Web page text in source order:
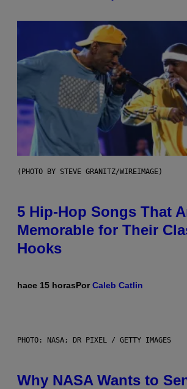
(PHOTO BY STEVE GRANITZ/WIREIMAGE)
5 Hip-Hop Songs That
Memorable for Their
Hooks
hace 15 horasPorCaleb Catlin
PHOTO: NASA; DR PIXEL / GETTY IMAGES
Why NASA Wants to